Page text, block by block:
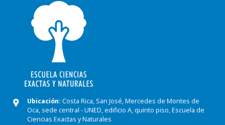
Imagen
Ubicación: Costa Rica, San José, Mercedes de Montes de
Oca, sede central - UNED, edificio A, quinto piso, Escuela de
Ciencias Exactas y Naturales